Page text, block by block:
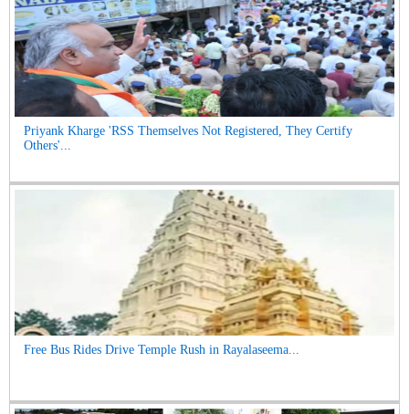
Priyank Kharge 'RSS Themselves Not Registered, They Certify
Others'...
Free Bus Rides Drive Temple Rush in Rayalaseema...